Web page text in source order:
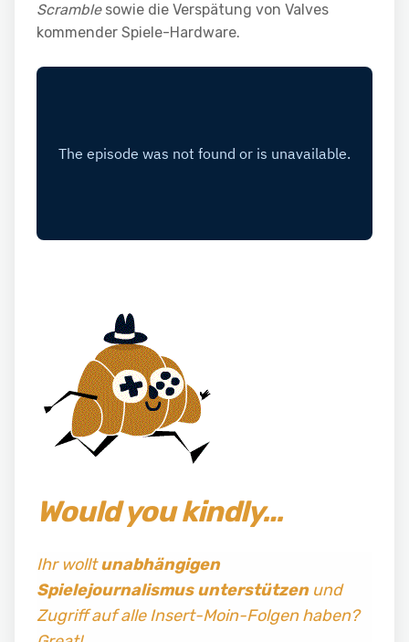
Scramblesowie die Verspätung von Valves
kommender Spiele-Hardware.
Would you kindly…
Ihr wolltunabhängigen
Spielejournalismus unterstützenund
Zugriff auf alle Insert-Moin-Folgen haben?